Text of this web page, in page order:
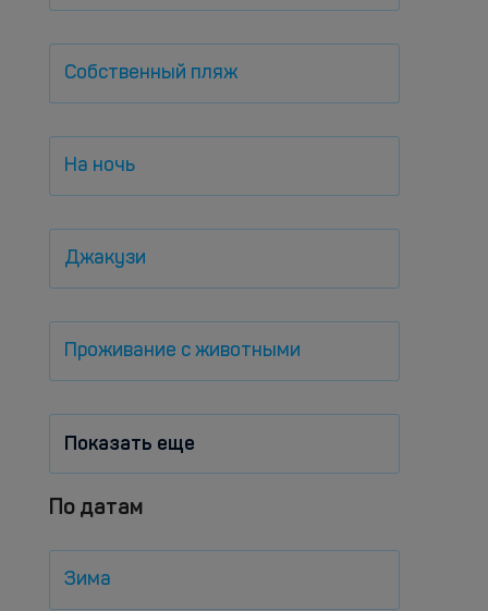
Собственный пляж
На ночь
Джакузи
Проживание с животными
Показать еще
По датам
Зима